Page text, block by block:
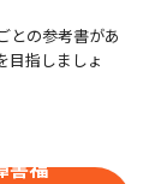
との参考書があ
目指しましょ
害福